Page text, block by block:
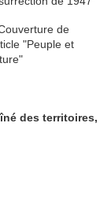
des territoires,